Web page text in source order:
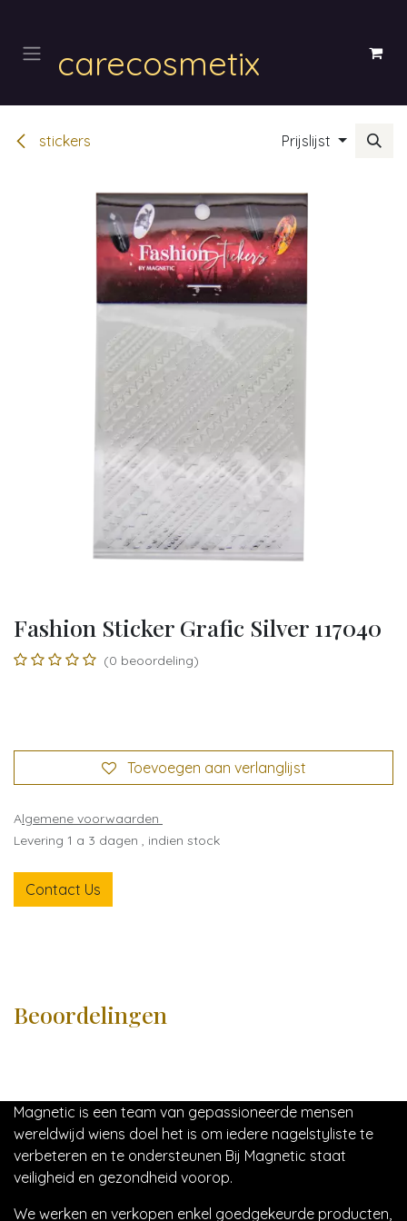
carecosmetix
stickers Prijslijst
Fashion Sticker Grafic Silver 117040
(0 beoordeling)
Toevoegen aan verlanglijst
Algemene voorwaarden
Levering 1 a 3 dagen , indien stock
Contact Us
Beoordelingen
Magnetic is een team van gepassioneerde mensen
wereldwijd wiens doel het is om iedere nagelstyliste te
verbeteren en te ondersteunen Bij Magnetic staat
veiligheid en gezondheid voorop.
We werken en verkopen enkel goedgekeurde producten,